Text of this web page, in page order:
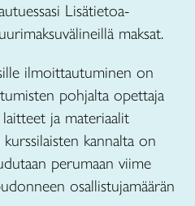
Lisätietoa-
maksat.
ilmoittautuminen on
pohjalta opettaja
ja materiaalit
kannalta on
perumaan viime
osallistujamäärän